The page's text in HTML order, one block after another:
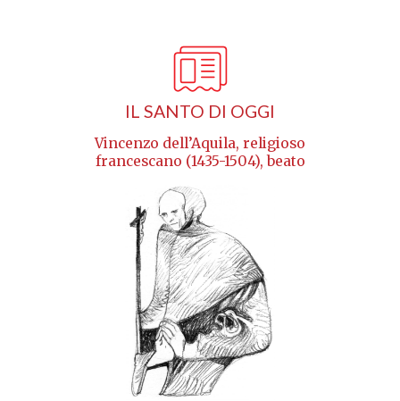
IL SANTO DI OGGI
Vincenzo dell’Aquila, religioso
francescano (1435-1504), beato